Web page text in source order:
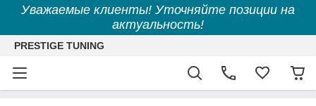
Уважаемые клиенты! Уточняйте позиции на
актуальность!
PRESTIGE TUNING